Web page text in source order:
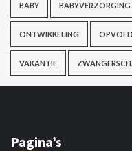
BABY BABYVERZORGING
ONTWIKKELING
VAKANTIE
Pagina’s